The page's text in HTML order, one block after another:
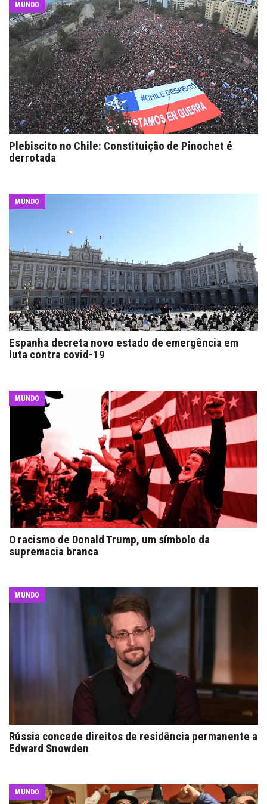
MUNDO
Plebiscito no Chile: Constituição de Pinochet é
derrotada
MUNDO
Espanha decreta novo estado de emergência em
luta contra covid-19
MUNDO
O racismo de Donald Trump, um símbolo da
supremacia branca
MUNDO
Rússia concede direitos de residência permanente a
Edward Snowden
MUNDO